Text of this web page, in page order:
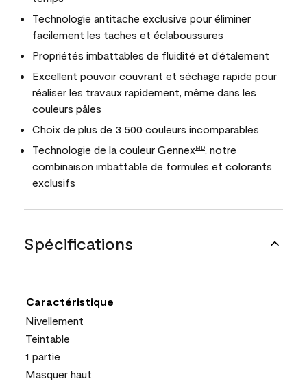
Technologie antitache exclusive pour éliminer
facilement les taches et éclaboussures
Propriétés imbattables de fluidité et d’étalement
Excellent pouvoir couvrant et séchage rapide pour
réaliser les travaux rapidement, même dans les
couleurs pâles
Choix de plus de 3 500 couleurs incomparables
Technologie de la couleur GennexMD
, notre
combinaison imbattable de formules et colorants
exclusifs
Spécifications
Caractéristique
Nivellement
Teintable
1 partie
Masquer haut